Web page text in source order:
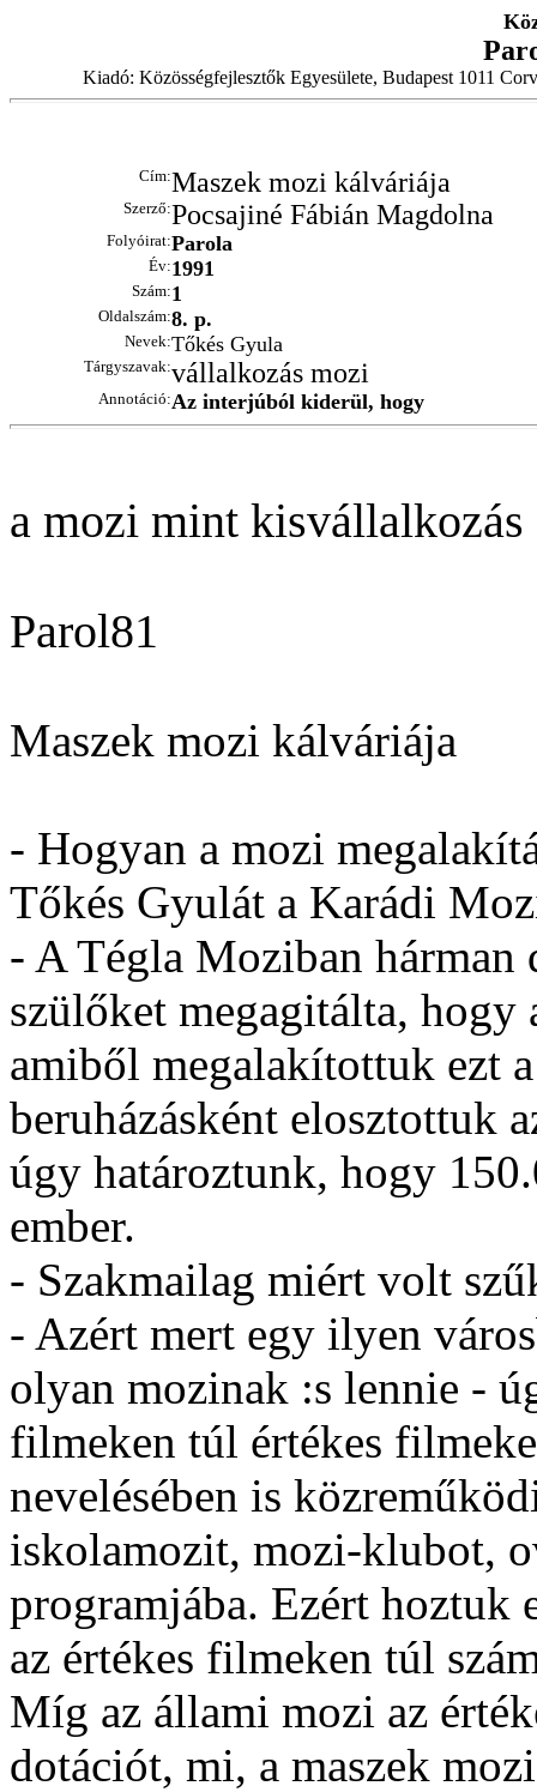
Kiadó: Közösségfejlesztők Egyesülete, Budapest 1011
Cím:Maszek mozi kálváriája
Szerző:Pocsajiné Fábián Magdolna
Folyóirat:Parola
Év:1991
Szám:1
Oldalszám:8. p.
Nevek:Tőkés Gyula
Tárgyszavak:vállalkozás mozi
Annotáció:Az interjúból kiderül, hogy
a mozi mint kisvállalkozás
Parol81
Maszek mozi kálváriája
- Hogyan a mozi
Tőkés Gyulát a Karádi
- A Tégla Moziban hárman
szülőket megagitálta,
amiből megalakítottuk ezt
beruházásként elosztottuk
úgy határoztunk, hogy
ember.
- Szakmailag miért volt
- Azért mert egy ilyen
olyan mozinak :s lennie -
filmeken túl értékes
nevelésében is
iskolamozit, mozi-klubot,
programjába. Ezért hoztuk
az értékes filmeken túl
Míg az állami mozi az
dotációt, mi, a maszek